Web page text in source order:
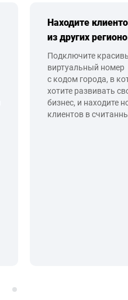
Находите
из других
Подключите
виртуальный номер
с кодом города, в
хотите развивать
бизнес, и находите
клиентов в